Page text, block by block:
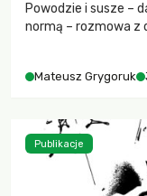
Powodzie i susze –
normą – rozmowa z
Mateusz Grygoruk
Publikacje